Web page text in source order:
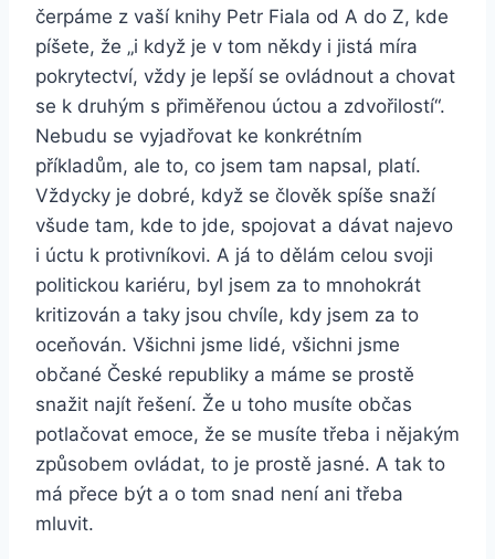
čerpáme z vaší knihy Petr Fiala od A do Z, kde
píšete, že „i když je v tom někdy i jistá míra
pokrytectví, vždy je lepší se ovládnout a chovat
se k druhým s přiměřenou úctou a zdvořilostí“.
Nebudu se vyjadřovat ke konkrétním
příkladům, ale to, co jsem tam napsal, platí.
Vždycky je dobré, když se člověk spíše snaží
všude tam, kde to jde, spojovat a dávat najevo
i úctu k protivníkovi. A já to dělám celou svoji
politickou kariéru, byl jsem za to mnohokrát
kritizován a taky jsou chvíle, kdy jsem za to
oceňován. Všichni jsme lidé, všichni jsme
občané České republiky a máme se prostě
snažit najít řešení. Že u toho musíte občas
potlačovat emoce, že se musíte třeba i nějakým
způsobem ovládat, to je prostě jasné. A tak to
má přece být a o tom snad není ani třeba
mluvit.